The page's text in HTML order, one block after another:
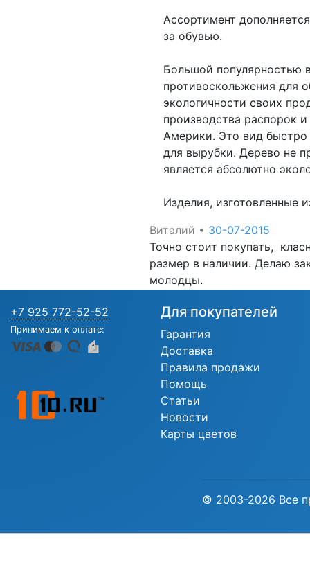
Ассортимент
за обувью.
Большой популярностью
противоскольжения для
экологичности своих
производства распорок
Америки. Это вид быстро
для вырубки. Дерево не
является абсолютно
Изделия, изготовленные
Виталий • 30-07-2015
Точно стоит покупать,
размер в наличии. Делаю
молодцы.
+7 925 772-52-52
Принимаем к оплате:
Для покупателей
Гарантия
Доставка
Правила продажи
Помощь
Статьи
Новости
Карты цветов
© 2003-2026 Все